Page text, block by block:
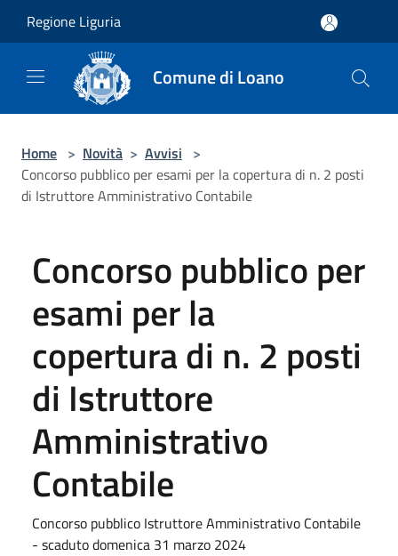
Regione Liguria
Comune di Loano
Home > Novità > Avvisi >
Concorso pubblico per esami per la copertura di n. 2 posti
di Istruttore Amministrativo Contabile
Concorso pubblico per
esami per la
copertura di n. 2 posti
di Istruttore
Amministrativo
Contabile
Concorso pubblico Istruttore Amministrativo Contabile
- scaduto domenica 31 marzo 2024